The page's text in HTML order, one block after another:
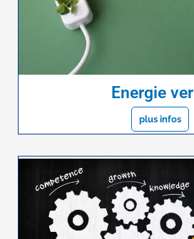
Energie
plus infos